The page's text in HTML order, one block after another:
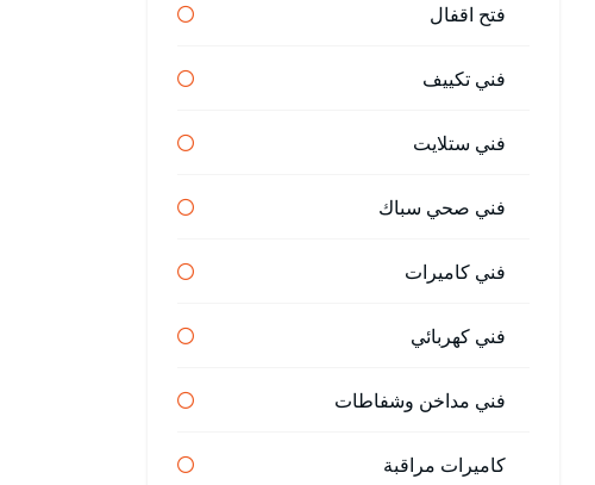
فتح اقفال
فني تكييف
فني ستلايت
فني صحي سباك
فني كاميرات
فني كهربائي
فني مداخن وشفاطات
كاميرات مراقبة